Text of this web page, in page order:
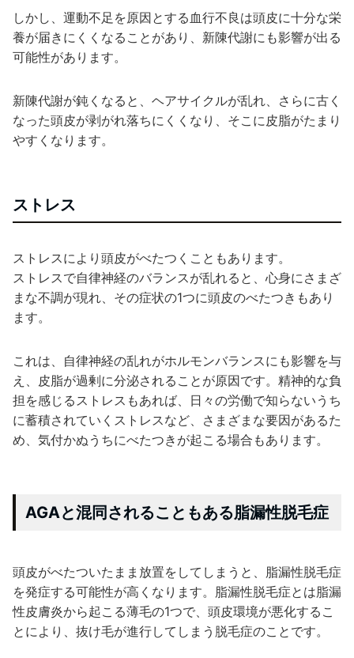
しかし、運動不足を原因とする血行不良は頭皮に十分な栄
養が届きにくくなることがあり、新陳代謝にも影響が出る
可能性があります。
新陳代謝が鈍くなると、ヘアサイクルが乱れ、さらに古く
なった頭皮が剥がれ落ちにくくなり、そこに皮脂がたまり
やすくなります。
ストレス
ストレスにより頭皮がべたつくこともあります。
ストレスで自律神経のバランスが乱れると、心身にさまざ
まな不調が現れ、その症状の1つに頭皮のべたつきもあり
ます。
これは、自律神経の乱れがホルモンバランスにも影響を与
え、皮脂が過剰に分泌されることが原因です。精神的な負
担を感じるストレスもあれば、日々の労働で知らないうち
に蓄積されていくストレスなど、さまざまな要因があるた
め、気付かぬうちにべたつきが起こる場合もあります。
AGAと混同されることもある脂漏性脱毛症
頭皮がべたついたまま放置をしてしまうと、脂漏性脱毛症
を発症する可能性が高くなります。脂漏性脱毛症とは脂漏
性皮膚炎から起こる薄毛の1つで、頭皮環境が悪化するこ
とにより、抜け毛が進行してしまう脱毛症のことです。